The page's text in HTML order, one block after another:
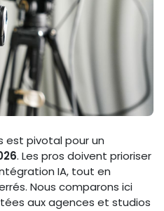
est pivotal pour un
. Les pros doivent prioriser
IA, tout en
Nous comparons ici
aux agences et studios